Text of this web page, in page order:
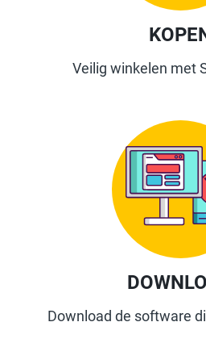
Veilig winkelen met
Download de software